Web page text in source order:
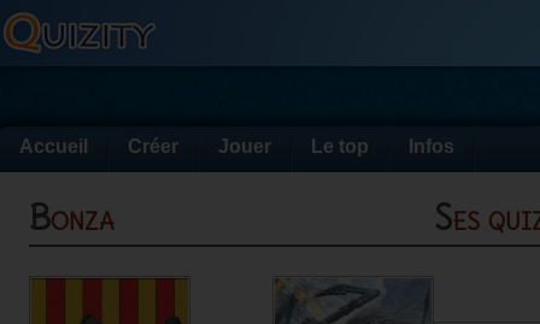
Accueil Créer Jouer Le top Infos
Bonza Ses